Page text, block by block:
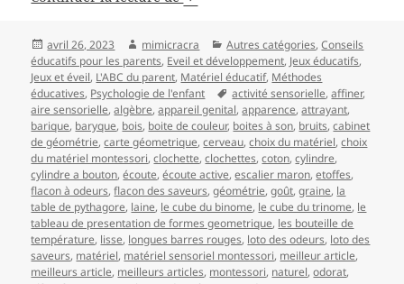
Publié
le
avril 26, 2023 Auteur
mimicracra Catégories
Autres catégories,Conseils
éducatifs pour les parents, Eveil et développement, Jeux éducatifs,
Jeux et éveil, L'ABC du parent, Matériel éducatif, Méthodes
éducatives, Psychologie de l'enfant
Mots-
clés
activité sensorielle,affiner,
aire sensorielle,algèbre,appareil genital,apparence,attrayant,
barique, baryque, bois, boite de couleur, boites à son, bruits,cabinet
de géométrie,carte géometrique,cerveau,choix du matériel,choix
du matériel montessori,clochette,clochettes,coton,cylindre,
cylindre a bouton,écoute,écoute active,escalier maron,etoffes,
flacon à odeurs,flacon des saveurs,géométrie,goût,graine, la
table de pythagore, laine, le cube du binome, le cube du trinome, le
tableau de presentation de formes geometrique, les bouteille de
température, lisse, longues barres rouges, loto des odeurs, loto des
saveurs, matériel, matériel sensoriel montessori, meilleur article,
meilleurs article, meilleurs articles, montessori, naturel,odorat,